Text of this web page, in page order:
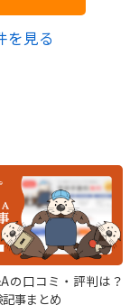
を見る
の口コミ・評判は？
事まとめ